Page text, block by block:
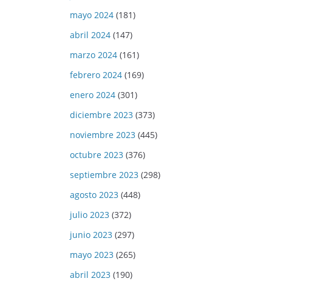
mayo 2024 (181)
abril 2024 (147)
marzo 2024 (161)
febrero 2024 (169)
enero 2024 (301)
diciembre 2023 (373)
noviembre 2023 (445)
octubre 2023 (376)
septiembre 2023 (298)
agosto 2023 (448)
julio 2023 (372)
junio 2023 (297)
mayo 2023 (265)
abril 2023 (190)